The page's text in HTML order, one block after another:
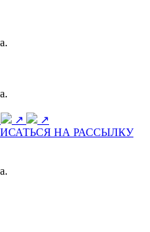
↗
↗
НА РАССЫЛКУ